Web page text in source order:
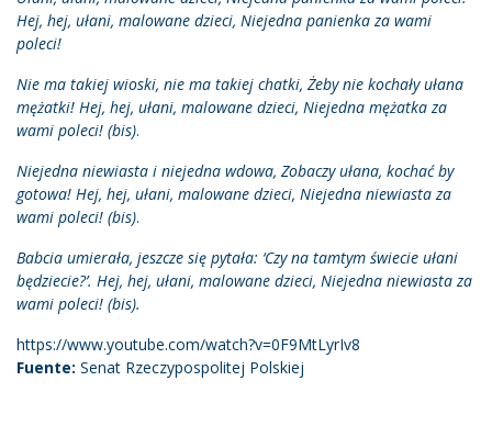
Hej, hej, ułani, malowane dzieci, Niejedna panienka za wami
poleci!
Nie ma takiej wioski, nie ma takiej chatki, Żeby nie kochały ułana
mężatki! Hej, hej, ułani, malowane dzieci, Niejedna mężatka za
wami poleci! (bis).
Niejedna niewiasta i niejedna wdowa, Zobaczy ułana, kochać by
gotowa! Hej, hej, ułani, malowane dzieci, Niejedna niewiasta za
wami poleci! (bis).
Babcia umierała, jeszcze się pytała: ‘Czy na tamtym świecie ułani
będziecie?’. Hej, hej, ułani, malowane dzieci, Niejedna niewiasta za
wami poleci! (bis).
https://www.youtube.com/watch?v=0F9MtLyrIv8
Fuente: Senat Rzeczypospolitej Polskiej